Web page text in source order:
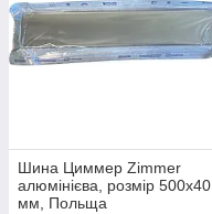
Шина Циммер Zimmer
алюмінієва, розмір 500х40
мм, Польща